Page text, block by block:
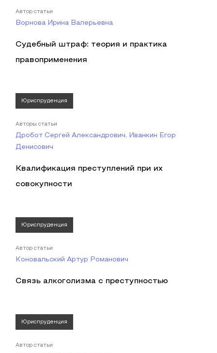
Автор статьи
Ворнова Ирина Валерьевна
Судебный штраф: теория и практика
правоприменения
Юриспруденция
Авторы статьи
Дробот Сергей Александрович, Иванкин Егор
Денисович
Квалификация преступлений при их
совокупности
Юриспруденция
Автор статьи
Коновальский Артур Романович
Связь алкоголизма с преступностью
Юриспруденция
Автор статьи